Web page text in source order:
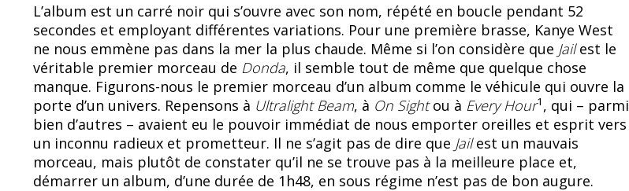
L’album est un carré noir qui s’ouvre avec son nom, répété en boucle pendant 52
secondes et employant différentes variations. Pour une première brasse, Kanye West
ne nous emmène pas dans la mer la plus chaude. Même si l’on considère que Jailest le
véritable premier morceau de Donda, il semble tout de même que quelque chose
manque. Figurons-nous le premier morceau d’un album comme le véhicule qui ouvre la
porte d’un univers. Repensons à Ultralight Beam, à On Sightou à Every Hour1 , qui – parmi
bien d’autres – avaient eu le pouvoir immédiat de nous emporter oreilles et esprit vers
un inconnu radieux et prometteur. Il ne s’agit pas de dire que Jailest un mauvais
morceau, mais plutôt de constater qu’il ne se trouve pas à la meilleure place et,
démarrer un album, d’une durée de 1h48, en sous régime n’est pas de bon augure.